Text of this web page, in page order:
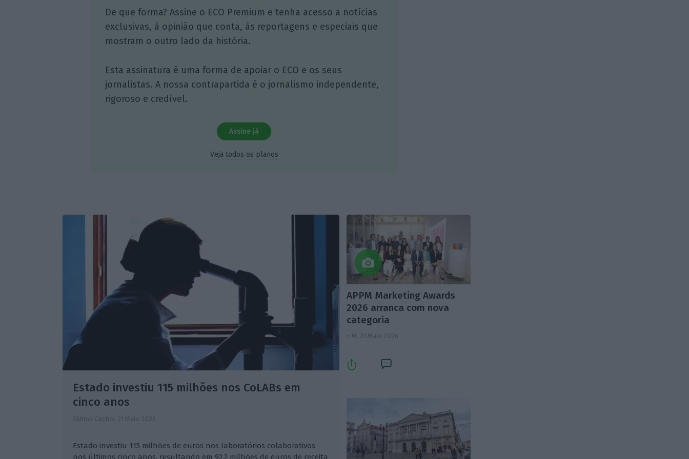
De que forma? Assine o ECO Premium e tenha acesso a notícias
exclusivas, à opinião que conta, às reportagens e especiais que
mostram o outro lado da história.
Esta assinatura é uma forma de apoiar o ECO e os seus
jornalistas. A nossa contrapartida é o jornalismo independente,
rigoroso e credível.
Assine já
Veja todos os planos
Estado investiu 115 milhões nos CoLABs em
cinco anos
Fátima Castro, 21 Maio 2026
Estado investiu 115 milhões de euros nos laboratórios colaborativos
nos últimos cinco anos, resultando em 92,2 milhões de euros de receita
APPM Marketing Awards
2026 arranca com nova
categoria
+ M, 21 Maio 2026